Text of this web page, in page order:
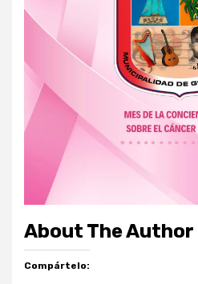
About The Author
Compártelo: